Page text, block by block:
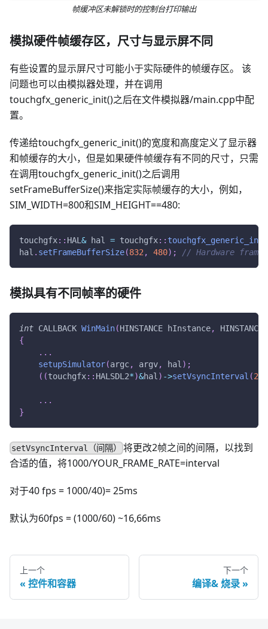
帧缓冲区未解锁时的控制台打印输出
模拟硬件帧缓存区，尺寸与显示屏不同
有些设置的显示屏尺寸可能小于实际硬件的帧缓存区。 该
问题也可以由模拟器处理，并在调用
touchgfx_generic_init()之后在文件模拟器/main.cpp中配
置。
传递给touchgfx_generic_init()的宽度和高度定义了显示器
和帧缓存的大小，但是如果硬件帧缓存有不同的尺寸，只需
在调用touchgfx_generic_init()之后调用
setFrameBufferSize()来指定实际帧缓存的大小，例如，
SIM_WIDTH=800和SIM_HEIGHT==480:
touchgfx:: HAL & hal = touchgfx:: touchgfx_generic_init
hal . setFrameBufferSize(832 , 480) ; // Hardware
模拟具有不同帧率的硬件
int CALLBACK WinMain(HINSTANCE hInstance,
{
. . .
setupSimulator(argc, argv, hal ) ;
( (touchgfx:: HALSDL2*)&hal ) ->setVsyncInterval (25
. . .
}
setVsyncInterval（间隔）
将更改2帧之间的间隔，以找到
合适的值，将1000/YOUR_FRAME_RATE=interval
对于40 fps = 1000/40)= 25ms
默认为60fps = (1000/60) ~16,66ms
上一个
控件和容器
下一个
编译& 烧录